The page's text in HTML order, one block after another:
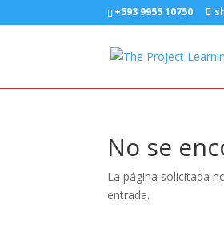
+593 9955 10750
No se
La página solicitada
entrada.